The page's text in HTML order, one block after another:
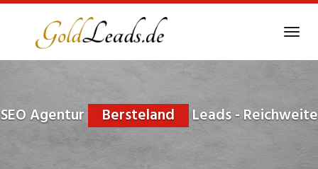
SEO Agentur Bersteland Leads - Reichweite